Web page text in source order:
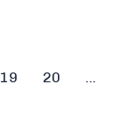
19 20
…